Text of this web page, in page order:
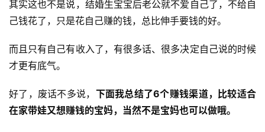
其实这也不是说，结婚生宝宝后老公就不爱自己了，不给自
己钱花了，只是花自己赚的钱，总比伸手要钱的好。
而且只有自己有收入了，有很多话、很多决定自己说的时候
才更有底气。
好了，废话不多说， 下面我总结了6个赚钱渠道，比较适合
在家带娃又想赚钱的宝妈，当然不是宝妈也可以做哦。